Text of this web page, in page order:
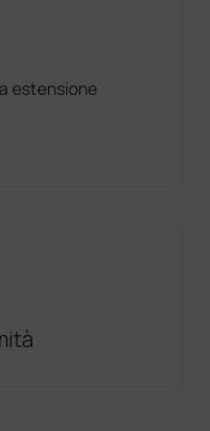
estensione